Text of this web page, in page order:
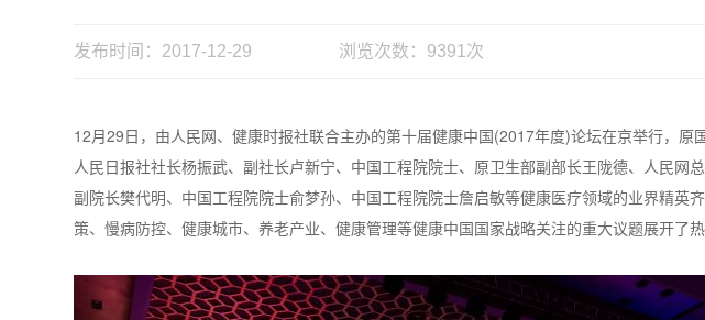
发布时间：2017-12-29 浏览次数：9391次
12月29日，由人民网、健康时报社联合主办的第十届健康中国(2017年度)论坛在京举行，原
人民日报社社长杨振武、副社长卢新宁、中国工程院院士、原卫生部副部长王陇德、人民网
副院长樊代明、中国工程院院士俞梦孙、中国工程院院士詹启敏等健康医疗领域的业界精英
策、慢病防控、健康城市、养老产业、健康管理等健康中国国家战略关注的重大议题展开了热